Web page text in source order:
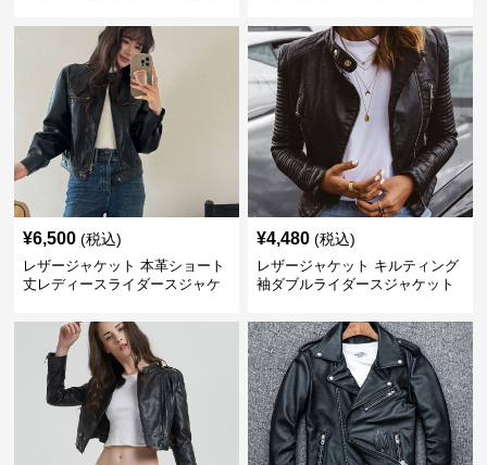
¥6,500 (税込)
レザージャケット 本革ショート
丈レディースライダースジャケ
¥4,480 (税込)
レザージャケット キルティング
袖ダブルライダースジャケット